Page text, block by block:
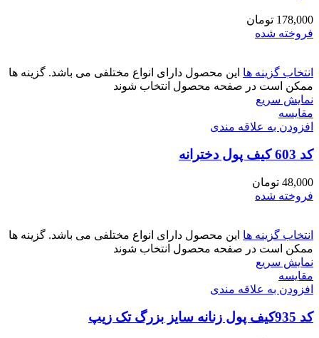
178,000 تومان
فروخته شده
انتخاب گزینه ها این محصول دارای انواع مختلفی می باشد. گزینه ها
ممکن است در صفحه محصول انتخاب شوند
نمایش سریع
مقايسه
افزودن به علاقه مندی
کد 603 کیف پول دخترانه
48,000 تومان
فروخته شده
انتخاب گزینه ها این محصول دارای انواع مختلفی می باشد. گزینه ها
ممکن است در صفحه محصول انتخاب شوند
نمایش سریع
مقايسه
افزودن به علاقه مندی
کد 935کیف پول زنانه سایز بزرگ تک زیپ